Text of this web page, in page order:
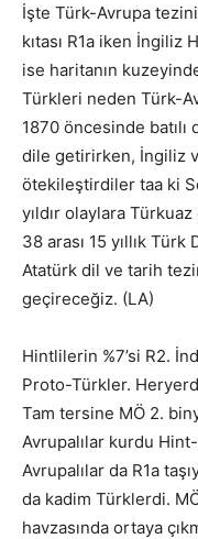
İşte Türk-Avrupa
kıtası R1a iken
ise haritanın
Türkleri neden Türk-
1870 öncesinde
dile getirirken, İngiliz
ötekileştirdiler taa ki
yıldır olaylara
38 arası 15 yıllık
Atatürk dil ve tarih
geçireceğiz. (LA)
Hintlilerin %7’si R2.
Proto-Türkler.
Tam tersine MÖ 2.
Avrupalılar kurdu
Avrupalılar da R1a
da kadim Türklerdi.
havzasında ortaya